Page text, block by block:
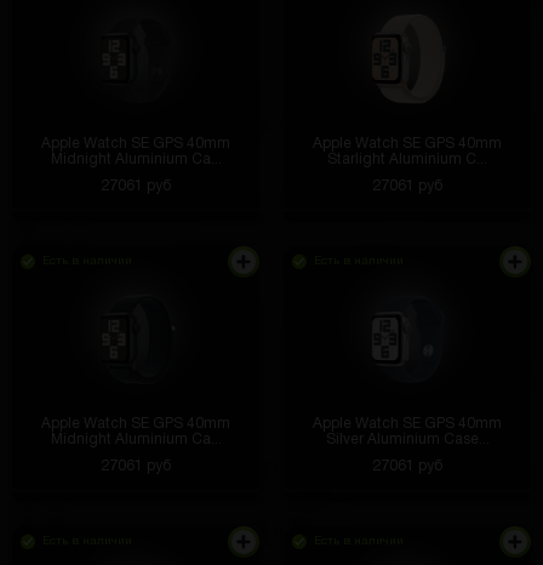
Apple Watch SE GPS 40mm
Midnight Aluminium Ca...
27061 руб
Apple Watch SE GPS 40mm
Starlight Aluminium C...
27061 руб
Apple Watch SE GPS 40mm
Midnight Aluminium Ca...
27061 руб
Apple Watch SE GPS 40mm
Silver Aluminium Case...
27061 руб